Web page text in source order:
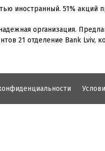
иностранный. 51%
организация.
21 отделение Bank Lviv,